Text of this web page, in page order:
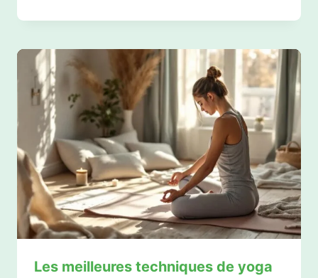
Les meilleures techniques de yoga